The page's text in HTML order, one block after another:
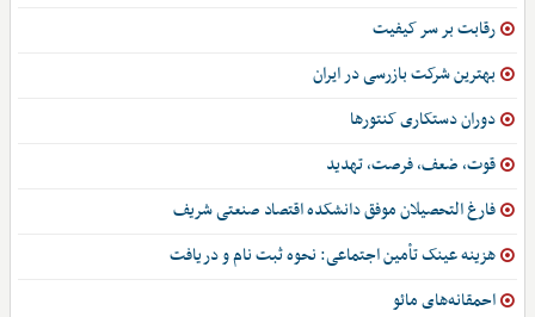
رقابت بر سر کیفیت
بهترین شرکت بازرسی در ایران
دوران دستکاری کنتورها
قوت، ضعف، فرصت، تهدید
فارغ التحصیلان موفق دانشکده اقتصاد صنعتی شریف
هزینه عینک تأمین اجتماعی: نحوه ثبت نام و دریافت
احمقانه‌های مائو